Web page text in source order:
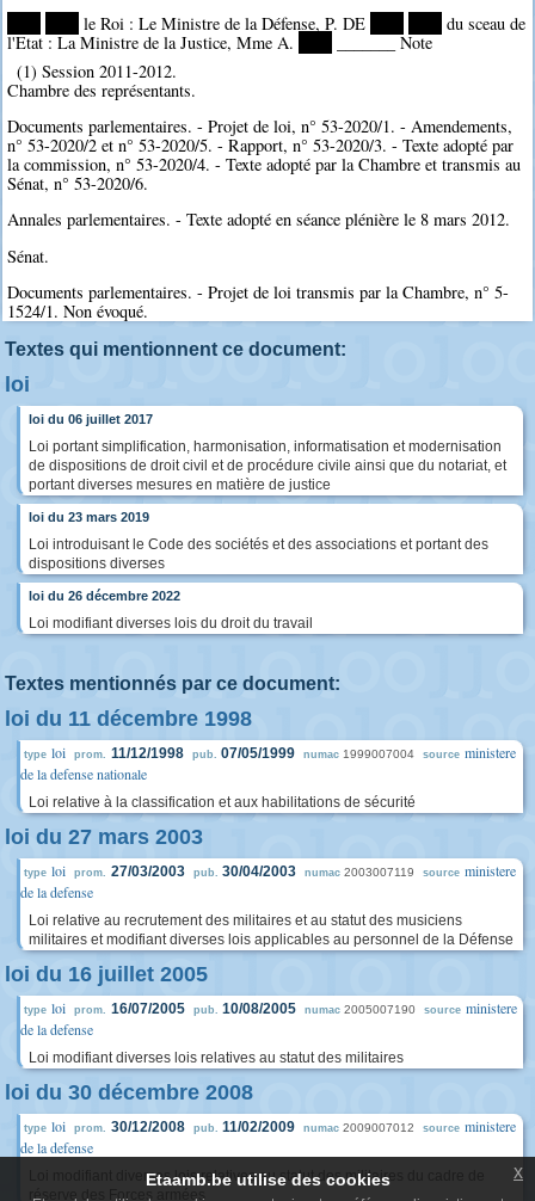
le Roi : Le Ministre de la Défense, P. DE
du sceau de
l'Etat : La Ministre de la Justice, Mme A.
_______ Note
(1) Session 2011-2012.
Chambre des représentants.
Documents parlementaires. - Projet de loi, n° 53-2020/1. - Amendements,
n° 53-2020/2 et n° 53-2020/5. - Rapport, n° 53-2020/3. - Texte adopté par
la commission, n° 53-2020/4. - Texte adopté par la Chambre et transmis au
Sénat, n° 53-2020/6.
Annales parlementaires. - Texte adopté en séance plénière le 8 mars 2012.
Sénat.
Documents parlementaires. - Projet de loi transmis par la Chambre, n° 5-
1524/1. Non évoqué.
Textes qui mentionnent ce document:
loi
loi du 06 juillet 2017
Loi portant simplification, harmonisation, informatisation et modernisation
de dispositions de droit civil et de procédure civile ainsi que du notariat, et
portant diverses mesures en matière de justice
loi du 23 mars 2019
Loi introduisant le Code des sociétés et des associations et portant des
dispositions diverses
loi du 26 décembre 2022
Loi modifiant diverses lois du droit du travail
Textes mentionnés par ce document:
loi du 11 décembre 1998
type loi prom. 11/12/1998 pub. 07/05/1999 numac 1999007004 source ministere
de la defense nationale
Loi relative à la classification et aux habilitations de sécurité
loi du 27 mars 2003
type loi prom. 27/03/2003 pub. 30/04/2003 numac 2003007119 source ministere
de la defense
Loi relative au recrutement des militaires et au statut des musiciens
militaires et modifiant diverses lois applicables au personnel de la Défense
loi du 16 juillet 2005
type loi prom. 16/07/2005 pub. 10/08/2005 numac 2005007190 source ministere
de la defense
Loi modifiant diverses lois relatives au statut des militaires
loi du 30 décembre 2008
type loi prom. 30/12/2008 pub. 11/02/2009 numac 2009007012 source ministere
de la defense
Loi modifiant diverses lois relatives au statut des militaires du cadre de
Etaamb.be utilise des cookies x